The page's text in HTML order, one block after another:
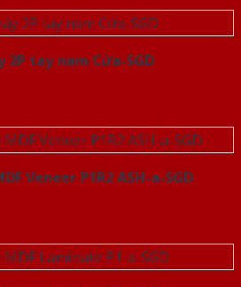
2P tay nam Cửa-SGD
Veneer P1R2 ASH-a-SGD